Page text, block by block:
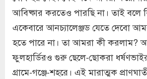
আবিষ্কার করতেও পারছি না। তাই বলে
একেবারে আনচ্যালেঞ্জড যেতে দেবো
হতে পারে না। তা আমরা কী করলাম?
ফুলহার্ডিরও গুরু ছেলে-ছোকরা
গ্রামে-গঞ্জে-শহরে। এই মারাত্মক